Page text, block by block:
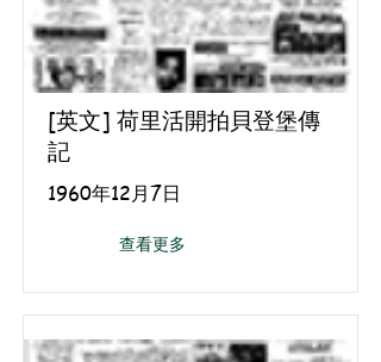
[英文] 荷里活開拍貝登堡傳
記
1960年12月7日
查看更多